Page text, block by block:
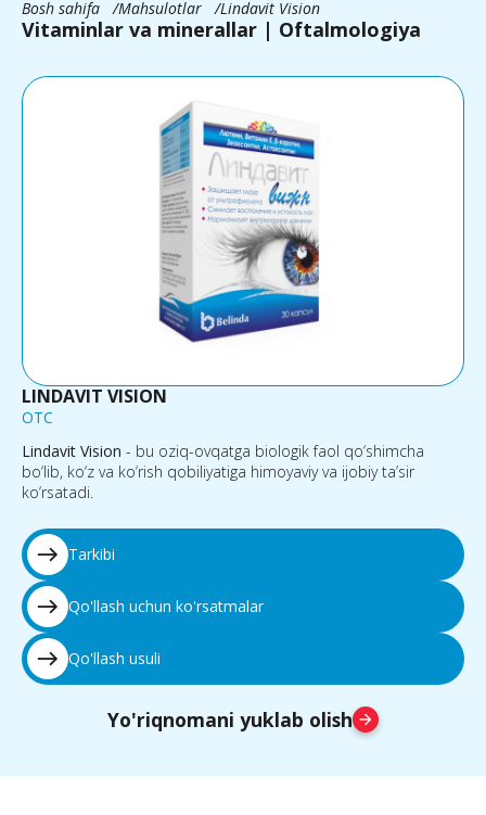
Vitaminlar va minerallar | Oftalmologiya
Bosh sahifa Mahsulotlar Lindavit Vision
LINDAVIT VISION
OTC
Lindavit Vision - bu oziq-ovqatga biologik faol qo‘shimcha
bo‘lib, ko‘z va ko‘rish qobiliyatiga himoyaviy va ijobiy ta’sir
ko‘rsatadi.
east Tarkibi
east Qo'llash uchun ko'rsatmalar
east Qo'llash usuli
Yo'riqnomani yuklab olish arrow_forward